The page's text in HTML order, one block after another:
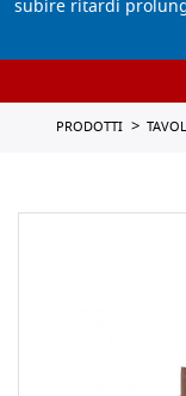
subire ritardi
PRODOTTI